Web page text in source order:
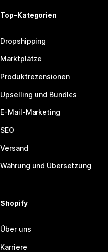
Top-Kategorien
Dropshipping
Marktplätze
Produktrezensionen
Upselling und Bundles
E-Mail-Marketing
SEO
Versand
Währung und Übersetzung
Shopify
Über uns
Karriere